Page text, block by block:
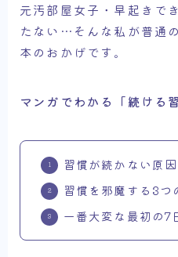
元汚部屋女子・早起きで
たない…そんな私が普通
本のおかげです。
マンガでわかる「続ける
習慣が続かない原因
習慣を邪魔する3つ
一番大変な最初の7